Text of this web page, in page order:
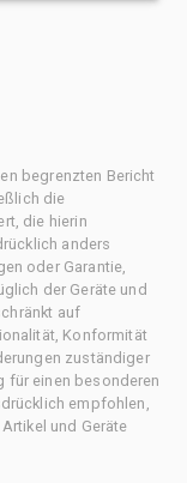
begrenzten Bericht
die
die hierin
anders
oder Garantie,
der Geräte und
auf
Konformität
zuständiger
für einen besonderen
empfohlen,
und Geräte